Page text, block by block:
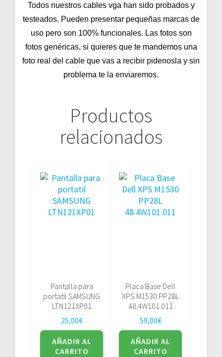
Todos nuestros cables vga han sido probados y
testeados. Pueden presentar pequeñas marcas de
uso pero son 100% funcionales. Las fotos son
fotos genéricas, si quieres que te mandemos una
foto real del cable que vas a recibir pidenosla y sin
problema te la enviaremos.
Productos
relacionados
Pantalla para
portatil SAMSUNG
LTN121XP01
25,00€
AÑADIR AL
CARRITO
Placa Base Dell
XPS M1530 PP28L
48.4W101.011
59,00€
AÑADIR AL
CARRITO